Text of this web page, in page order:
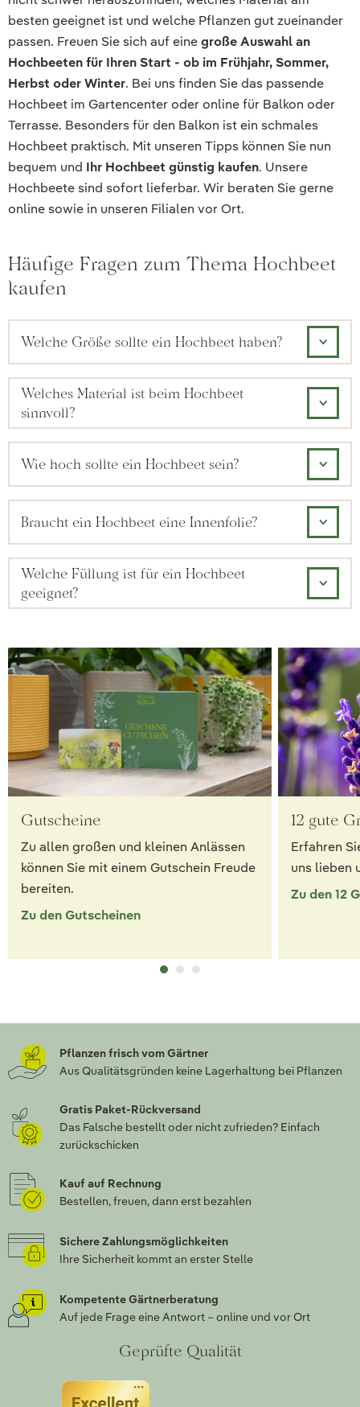
besten geeignet ist und welche Pflanzen gut zueinander
passen. Freuen Sie sich auf einegroße Auswahl an
Hochbeeten für Ihren Start - ob im Frühjahr, Sommer,
Herbst oder Winter. Bei uns finden Sie das passende
Hochbeet im Gartencenter oder online für Balkon oder
Terrasse. Besonders für den Balkon ist ein schmales
Hochbeet praktisch. Mit unseren Tipps können Sie nun
bequem und Ihr Hochbeet günstig kaufen. Unsere
Hochbeete sind sofort lieferbar. Wir beraten Sie gerne
online sowie in unseren Filialen vor Ort.
Häufige Fragen zum Thema Hochbeet
kaufen
Welche Größe sollte ein Hochbeet haben?
Welches Material ist beim Hochbeet
sinnvoll?
Wie hoch sollte ein Hochbeet sein?
Braucht ein Hochbeet eine Innenfolie?
Welche Füllung ist für ein Hochbeet
geeignet?
Gutscheine
Zu allen großen und kleinen Anlässen
können Sie mit einem Gutschein Freude
bereiten.
Zu den Gutscheinen
12 gute
Erfahren
uns lieben
Zu den 12
Pflanzen frisch vom Gärtner
Aus Qualitätsgründen keine Lagerhaltung bei Pflanzen
Gratis Paket-Rückversand
Das Falsche bestellt oder nicht zufrieden? Einfach
zurückschicken
Kauf auf Rechnung
Bestellen, freuen, dann erst bezahlen
Sichere Zahlungsmöglichkeiten
Ihre Sicherheit kommt an erster Stelle
Kompetente Gärtnerberatung
Auf jede Frage eine Antwort – online und vor Ort
Geprüfte Qualität